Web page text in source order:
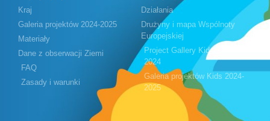
Kraj
Galeria projektów 2024-2025
Materiały
Dane z obserwacji Ziemi
FAQ
Zasady i warunki
Działania
Drużyny i mapa Wspólnoty
Europejskiej
Project Gallery Kids 2023-
2024
Galeria projektów Kids 2024-
2025